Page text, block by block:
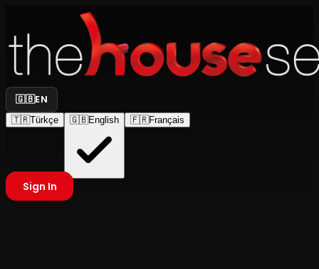
🇬🇧EN
🇹🇷Türkçe 🇬🇧English 🇫🇷Français
Sign In